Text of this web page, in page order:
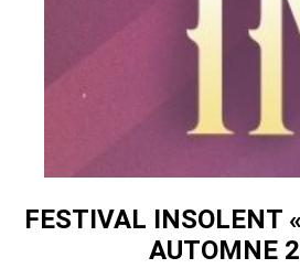
FESTIVAL INSOLENT
AUTOMNE